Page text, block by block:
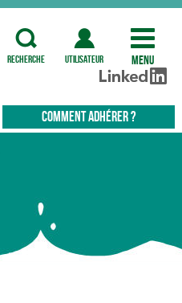
recherche utilisateur Menu
COMMENT ADHÉRER ?